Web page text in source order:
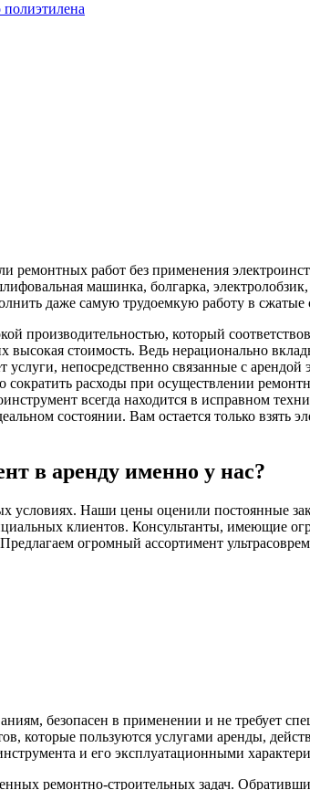
ремонтных работ без применения
машинка, болгарка,
даже самую трудоемкую работу в сжатые
производительностью, который
стоимость. Ведь нерационально
непосредственно связанные с
расходы при осуществлении
всегда находится в исправном
состоянии. Вам остается только взять
в аренду именно у нас?
условиях. Наши цены оценили постоянные
клиентов. Консультанты, имеющие
огромный ассортимент
безопасен в применении и не требует
которые пользуются услугами аренды,
и его эксплуатационными
ремонтно-строительных задач.